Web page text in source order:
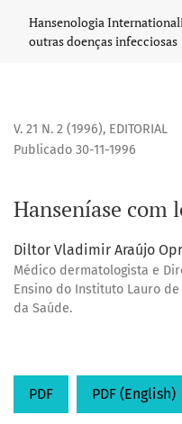
Hansenologia
outras doenças infecciosas
V. 21 N. 2 (1996), EDITORIAL
Hanseníase com
Publicado 30-11-1996
Diltor Vladimir Araújo
Médico dermatologista e
Ensino do Instituto Lauro
da Saúde.
PDF PDF (English)